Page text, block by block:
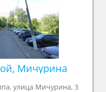
Мичурина
улица Мичурина, 3